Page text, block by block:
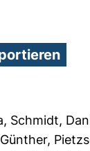
, Schmidt,
,